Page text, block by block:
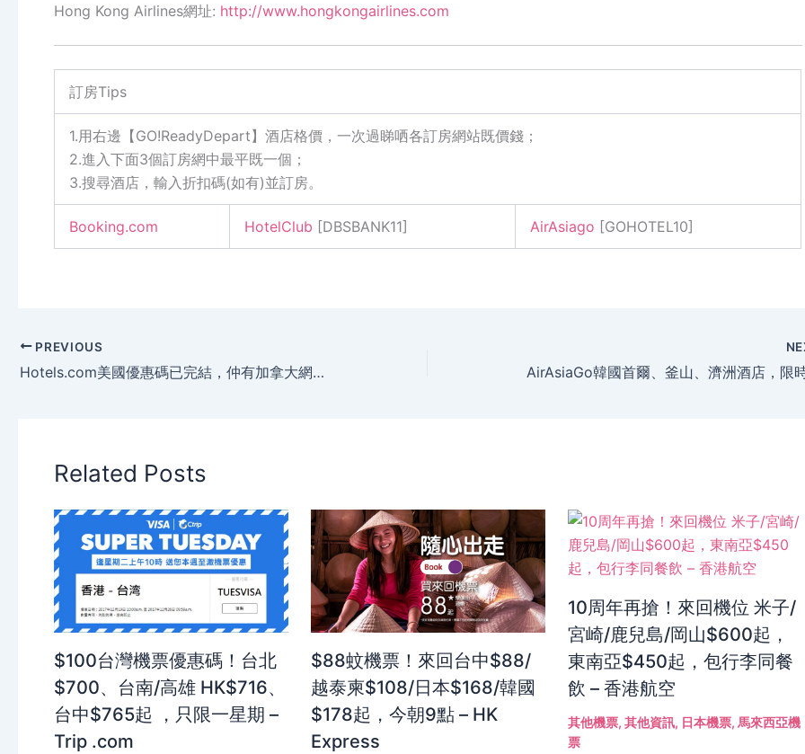
Hong Kong Airlines網址: http://www.hongkongairlines.com
訂房Tips
1.用右邊【GO!ReadyDepart】酒店格價，一次過睇哂各訂房網站既價錢；
2.進入下面3個訂房網中最平既一個；
3.搜尋酒店，輸入折扣碼(如有)並訂房。
Booking.com HotelClub [DBSBANK11] AirAsiago [GOHOTEL10]
PREVIOUS
Hotels.com美國優惠碼已完結，仲有加拿大網站優惠碼可以用，識得用仲可以【免 費住酒店】1晚，快搶！
Related Posts
$100台灣機票優惠碼！台北
$700、台南/高雄 HK$716、
台中$765起 ，只限一星期 –
Trip .com
$88蚊機票！來回台中$88/
越泰柬$108/日本$168/韓國
$178起，今朝9點 – HK
Express
10周年再搶！來回機位 米子/
宮崎/鹿兒島/岡山$600起，
東南亞$450起，包行李同餐
飲 – 香港航空
其他機票, 其他資訊, 日本機票, 馬來西亞機
票